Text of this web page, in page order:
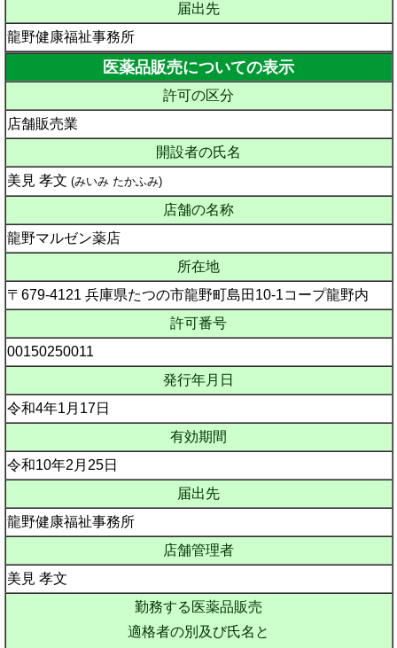
届出先
龍野健康福祉事務所
医薬品販売についての表示
許可の区分
店舗販売業
開設者の氏名
美見 孝文 (みいみ たかふみ)
店舗の名称
龍野マルゼン薬店
所在地
〒679-4121 兵庫県たつの市龍野町島田10-1コープ龍野内
許可番号
00150250011
発行年月日
令和4年1月17日
有効期間
令和10年2月25日
届出先
龍野健康福祉事務所
店舗管理者
美見 孝文
勤務する医薬品販売
適格者の別及び氏名と